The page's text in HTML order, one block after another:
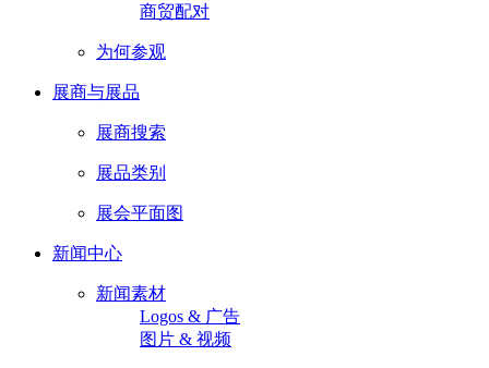
商贸配对
为何参观
展商与展品
展商搜索
展品类别
展会平面图
新闻中心
新闻素材
Logos & 广告
图片 & 视频